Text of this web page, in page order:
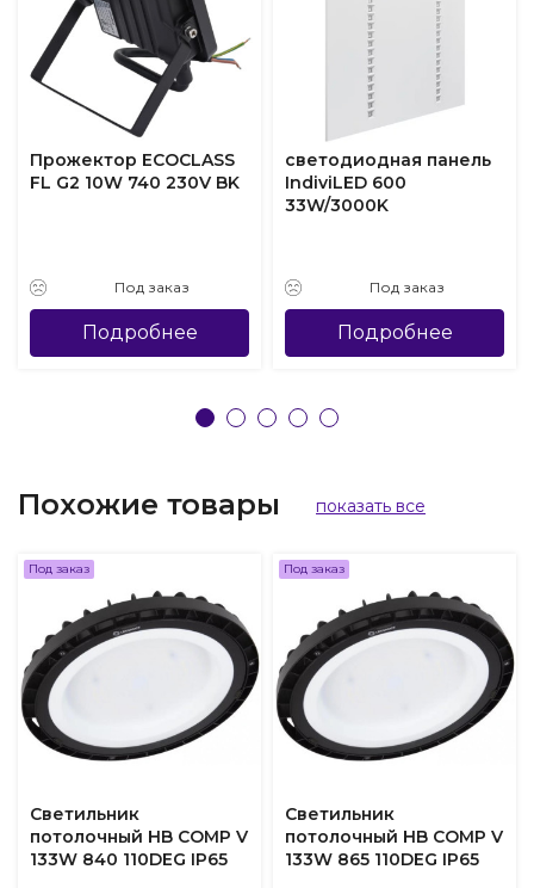
Прожектор ECOCLASS
FL G2 10W 740 230V BK
Под заказ
Подробнее
светодиодная панель
IndiviLED 600
33W/3000K
Под заказ
Подробнее
Похожие товары показать все
Под заказ
Светильник
потолочный HB COMP V
133W 840 110DEG IP65
Под заказ
Светильник
потолочный HB COMP V
133W 865 110DEG IP65